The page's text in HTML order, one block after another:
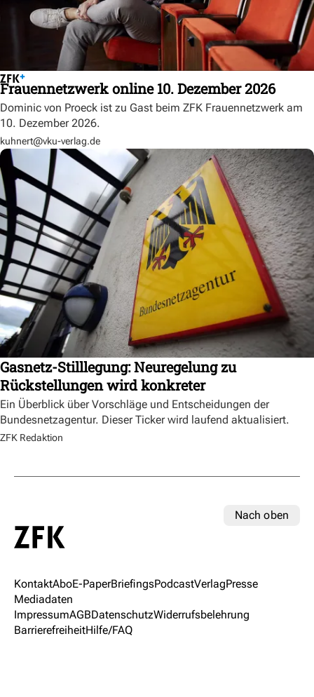
Frauennetzwerk online 10. Dezember 2026
Dominic von Proeck ist zu Gast beim ZFK Frauennetzwerk am
10. Dezember 2026.
kuhnert@vku-verlag.de
Gasnetz-Stilllegung: Neuregelung zu
Rückstellungen wird konkreter
Ein Überblick über Vorschläge und Entscheidungen der
Bundesnetzagentur. Dieser Ticker wird laufend aktualisiert.
ZFK Redaktion
Nach oben
KontaktAboE-PaperBriefingsPodcastVerlagPresse
Mediadaten
ImpressumAGBDatenschutzWiderrufsbelehrung
BarrierefreiheitHilfe/FAQ